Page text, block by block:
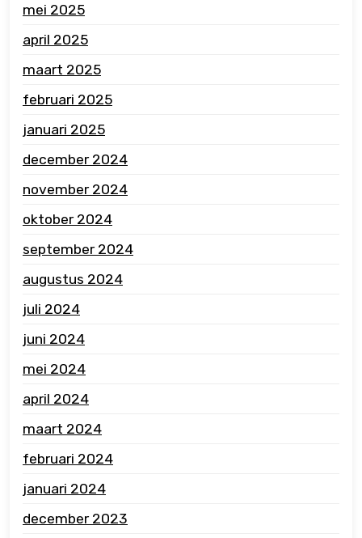
mei 2025
april 2025
maart 2025
februari 2025
januari 2025
december 2024
november 2024
oktober 2024
september 2024
augustus 2024
juli 2024
juni 2024
mei 2024
april 2024
maart 2024
februari 2024
januari 2024
december 2023